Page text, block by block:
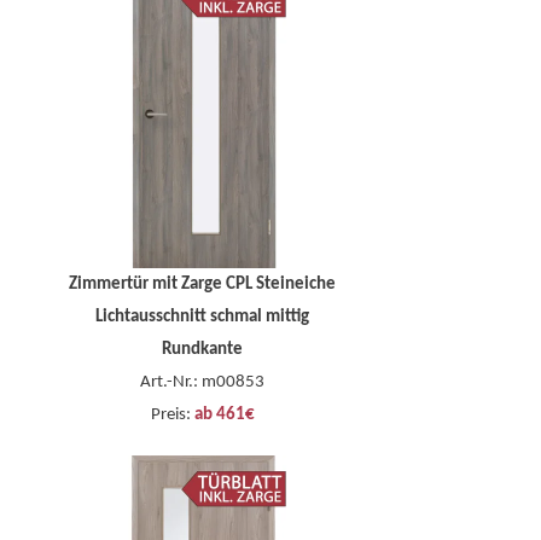
Zimmertür mit Zarge CPL Steineiche
Lichtausschnitt schmal mittig
Rundkante
Art.-Nr.: m00853
Preis: ab 461€